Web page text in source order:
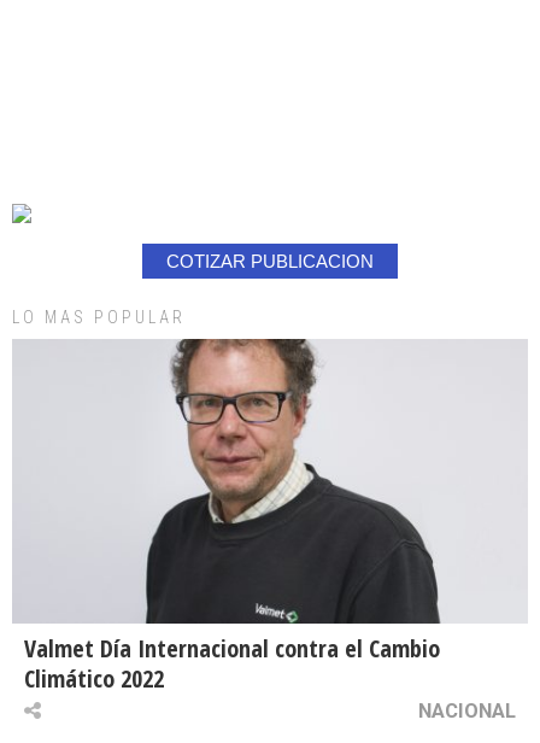
COTIZAR PUBLICACION
LO MAS POPULAR
Valmet Día Internacional contra el Cambio
Climático 2022
NACIONAL